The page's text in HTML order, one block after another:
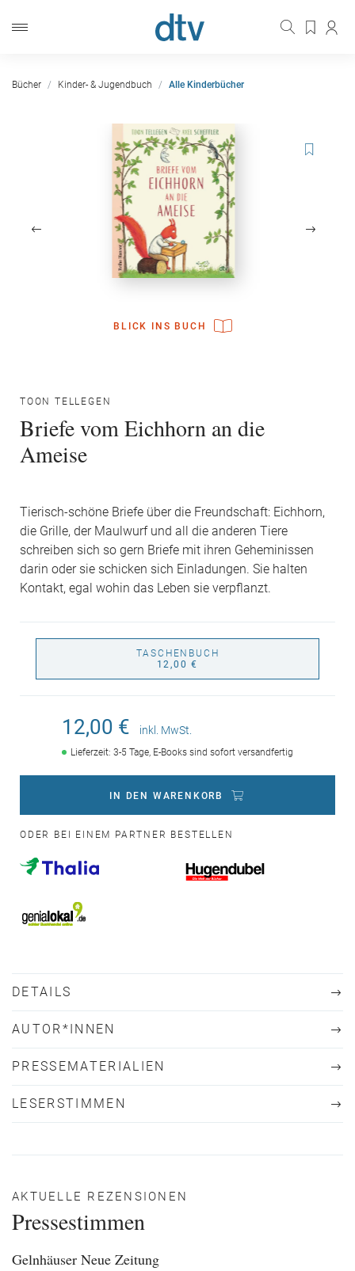
Bücher Kinder- & Jugendbuch Alle Kinderbücher
BLICK INS BUCH
TOON TELLEGEN
Briefe vom Eichhorn an die
Ameise
Tierisch-schöne Briefe über die Freundschaft: Eichhorn,
die Grille, der Maulwurf und all die anderen Tiere
schreiben sich so gern Briefe mit ihren Geheminissen
darin oder sie schicken sich Einladungen. Sie halten
Kontakt, egal wohin das Leben sie verpflanzt.
TASCHENBUCH
12,00 €
12,00 € inkl. MwSt.
Lieferzeit: 3-5 Tage, E-Books sind sofort versandfertig
IN DEN WARENKORB
ODER BEI EINEM PARTNER BESTELLEN
DETAILS
AUTOR*INNEN
PRESSEMATERIALIEN
LESERSTIMMEN
AKTUELLE REZENSIONEN
Pressestimmen
Gelnhäuser Neue Zeitung